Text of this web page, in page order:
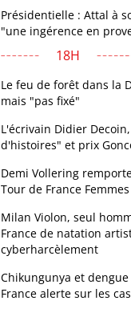
Présidentielle : Attal à
"une ingérence en
18H
Le feu de forêt dans la
mais "pas fixé"
L'écrivain Didier
d'histoires" et prix
Demi Vollering
Tour de France Femmes
Milan Violon, seul
France de natation
cyberharcèlement
Chikungunya et
France alerte sur les